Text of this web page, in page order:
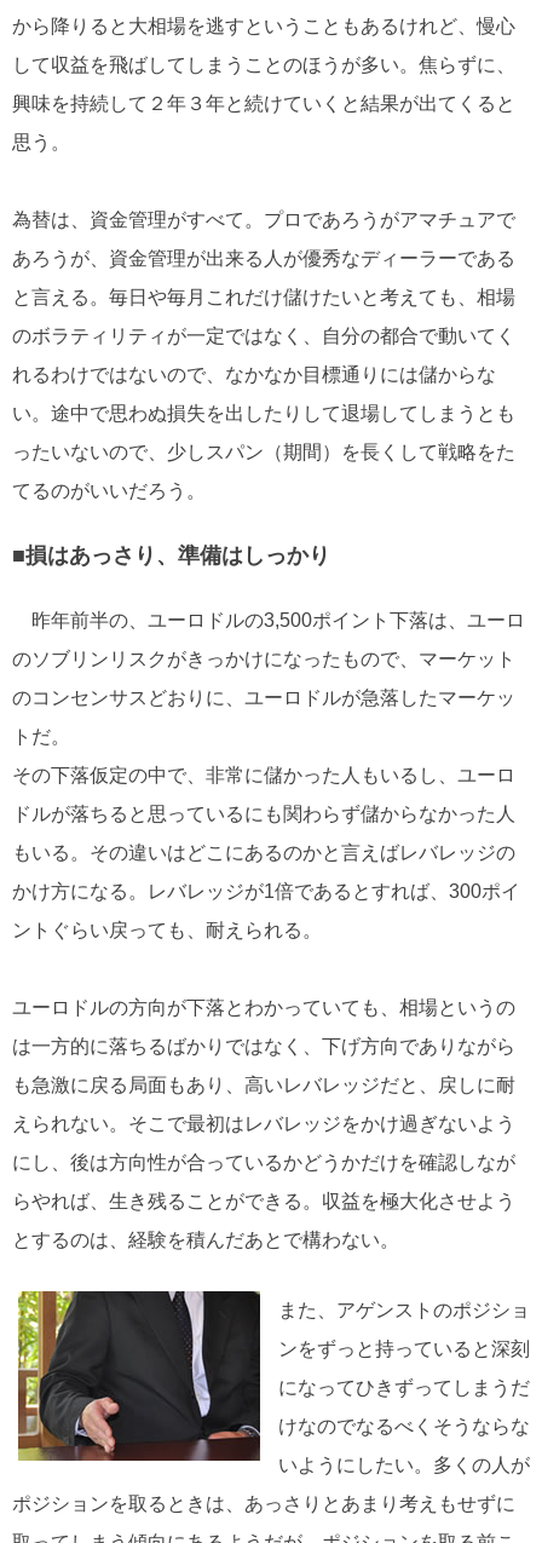
から降りると大相場を逃すということもあるけれど、慢心
して収益を飛ばしてしまうことのほうが多い。焦らずに、
興味を持続して２年３年と続けていくと結果が出てくると
思う。
為替は、資金管理がすべて。プロであろうがアマチュアで
あろうが、資金管理が出来る人が優秀なディーラーである
と言える。毎日や毎月これだけ儲けたいと考えても、相場
のボラティリティが一定ではなく、自分の都合で動いてく
れるわけではないので、なかなか目標通りには儲からな
い。途中で思わぬ損失を出したりして退場してしまうとも
ったいないので、少しスパン（期間）を長くして戦略をた
てるのがいいだろう。
■損はあっさり、準備はしっかり
昨年前半の、ユーロドルの3,500ポイント下落は、ユーロ
のソブリンリスクがきっかけになったもので、マーケット
のコンセンサスどおりに、ユーロドルが急落したマーケッ
トだ。
その下落仮定の中で、非常に儲かった人もいるし、ユーロ
ドルが落ちると思っているにも関わらず儲からなかった人
もいる。その違いはどこにあるのかと言えばレバレッジの
かけ方になる。レバレッジが1倍であるとすれば、300ポイ
ントぐらい戻っても、耐えられる。
ユーロドルの方向が下落とわかっていても、相場というの
は一方的に落ちるばかりではなく、下げ方向でありながら
も急激に戻る局面もあり、高いレバレッジだと、戻しに耐
えられない。そこで最初はレバレッジをかけ過ぎないよう
にし、後は方向性が合っているかどうかだけを確認しなが
らやれば、生き残ることができる。収益を極大化させよう
とするのは、経験を積んだあとで構わない。
また、アゲンストのポジショ
ンをずっと持っていると深刻
になってひきずってしまうだ
けなのでなるべくそうならな
いようにしたい。多くの人が
ポジションを取るときは、あっさりとあまり考えもせずに